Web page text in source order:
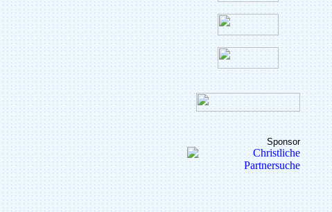
Sponsor